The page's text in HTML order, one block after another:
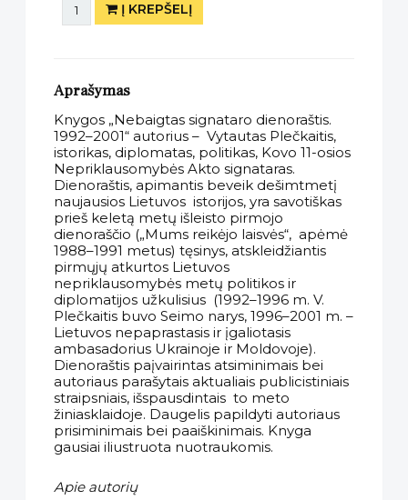
Į KREPŠELĮ
Aprašymas
Knygos „Nebaigtas signataro dienoraštis.
1992–2001“ autorius – Vytautas Plečkaitis,
istorikas, diplomatas, politikas, Kovo 11-osios
Nepriklausomybės Akto signataras.
Dienoraštis, apimantis beveik dešimtmetį
naujausios Lietuvos istorijos, yra savotiškas
prieš keletą metų išleisto pirmojo
dienoraščio („Mums reikėjo laisvės“, apėmė
1988–1991 metus) tęsinys, atskleidžiantis
pirmųjų atkurtos Lietuvos
nepriklausomybės metų politikos ir
diplomatijos užkulisius (1992–1996 m. V.
Plečkaitis buvo Seimo narys, 1996–2001 m. –
Lietuvos nepaprastasis ir įgaliotasis
ambasadorius Ukrainoje ir Moldovoje).
Dienoraštis paįvairintas atsiminimais bei
autoriaus parašytais aktualiais publicistiniais
straipsniais, išspausdintais to meto
žiniasklaidoje. Daugelis papildyti autoriaus
prisiminimais bei paaiškinimais. Knyga
gausiai iliustruota nuotraukomis.
Apie autorių